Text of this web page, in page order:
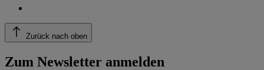
Zurück nach oben
Zum Newsletter anmelden